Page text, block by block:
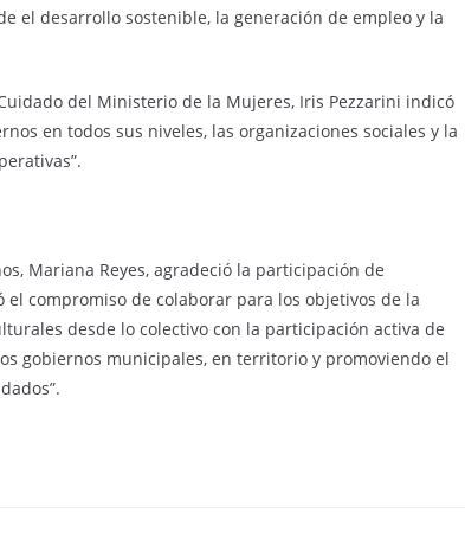
el desarrollo sostenible, la generación de empleo y la
del Ministerio de la Mujeres, Iris Pezzarini indicó
en todos sus niveles, las organizaciones sociales y la
Mariana Reyes, agradeció la participación de
compromiso de colaborar para los objetivos de la
desde lo colectivo con la participación activa de
gobiernos municipales, en territorio y promoviendo el